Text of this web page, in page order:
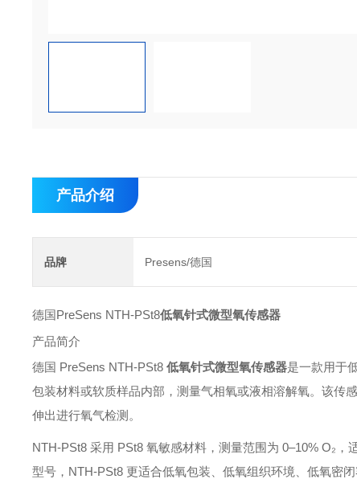
产品介绍
品牌 Presens/德国
德国PreSens NTH-PSt8低氧针式微型氧传感器
产品简介
德国 PreSens NTH-PSt8低氧针式微型氧传感器是一款用于
包装材料或软质样品内部，测量气相氧或液相溶解氧。该传
伸出进行氧气检测。
NTH-PSt8 采用 PSt8 氧敏感材料，测量范围为 0–10% O₂
型号，NTH-PSt8 更适合低氧包装、低氧组织环境、低氧密